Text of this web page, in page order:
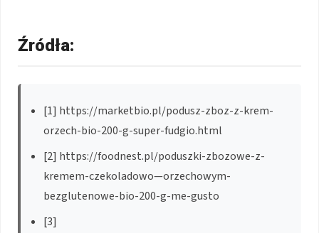
Źródła:
[1] https://marketbio.pl/podusz-zboz-z-krem-
orzech-bio-200-g-super-fudgio.html
[2] https://foodnest.pl/poduszki-zbozowe-z-
kremem-czekoladowo—orzechowym-
bezglutenowe-bio-200-g-me-gusto
[3]